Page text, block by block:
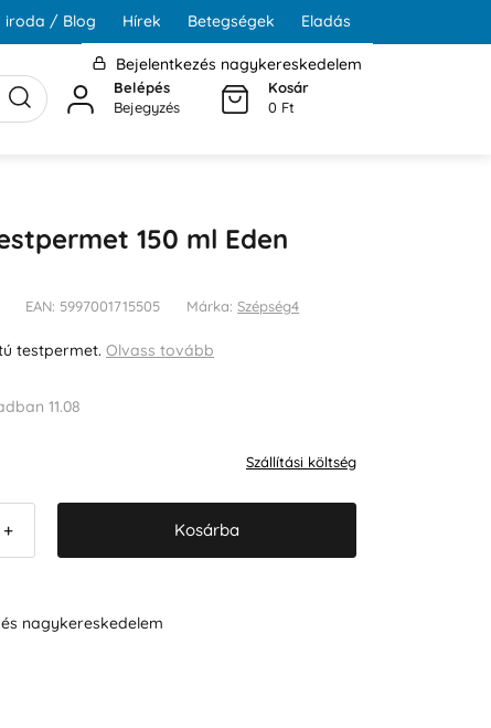
iroda / Blog Hírek Betegségek Eladás
Bejelentkezés nagykereskedelem
Belépés
Bejegyzés
Kosár
0 Ft
150 ml Eden
EAN: 5997001715505 Márka:Szépség4
testpermet.Olvass tovább
11.08
Szállítási költség
+ Kosárba
nagykereskedelem